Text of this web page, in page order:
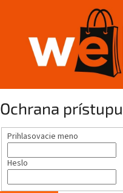
Ochrana prístupu
Prihlasovacie meno
Heslo